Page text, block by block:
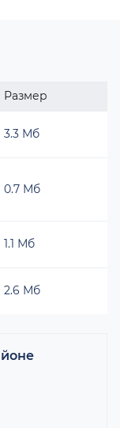
Размер
3.3 Мб
0.7 Мб
1.1 Мб
2.6 Мб